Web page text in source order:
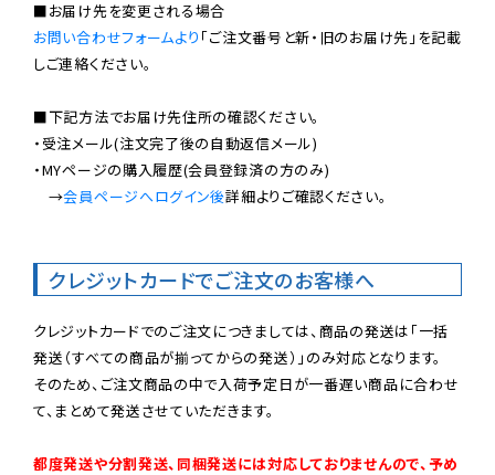
お問い合わせフォームより 「ご注文番号と新・旧のお届け先」を記載
しご連絡ください。
■下記方法でお届け先住所の確認ください。
・受注メール(注文完了後の自動返信メール)
・MYページの購入履歴(会員登録済の方のみ)
→会員ページへログイン後詳細よりご確認ください。
クレジットカードでご注文のお客様へ
クレジットカードでのご注文につきましては、商品の発送は「一括
発送（すべての商品が揃ってからの発送）」のみ対応となります。
そのため、ご注文商品の中で入荷予定日が一番遅い商品に合わせ
て、まとめて発送させていただきます。
都度発送や分割発送、同梱発送には対応しておりませんので、予め